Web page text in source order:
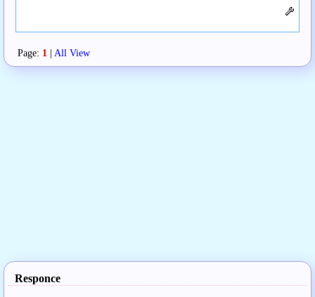
Page: 1 | All View
Responce